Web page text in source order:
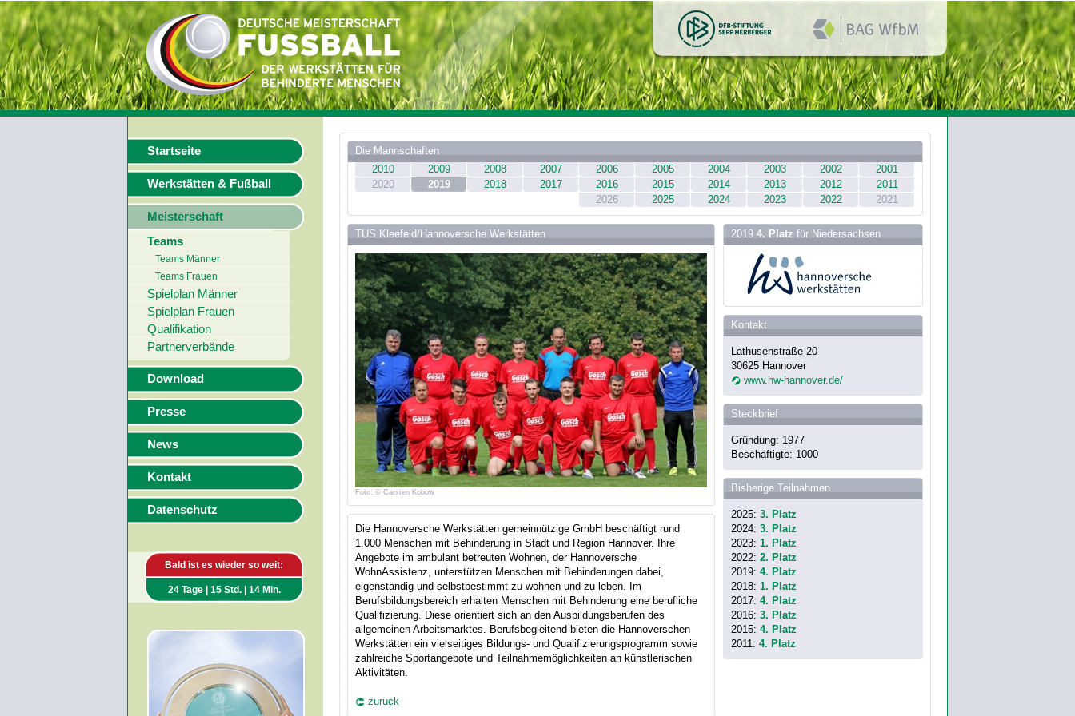
Startseite
Werkstätten & Fußball
Meisterschaft
Teams
Teams Männer
Teams Frauen
Spielplan Männer
Spielplan Frauen
Qualifikation
Partnerverbände
Download
Presse
News
Kontakt
Datenschutz
Bald ist es wieder so weit:
24 Tage | 15 Std. | 14 Min.
Die Mannschaften
2010
2009 2008 2007 2006 2005 2004 2003 2002
2001
2020
2019 2018 2017 2016 2015 2014 2013 2012
2011
2026
2025 2024 2023 2022 2021
TUS Kleefeld/Hannoversche Werkstätten
Foto: © Carsten Kobow
Die Hannoversche Werkstätten gemeinnützige GmbH beschäftigt rund
1.000 Menschen mit Behinderung in Stadt und Region Hannover. Ihre
Angebote im ambulant betreuten Wohnen, der Hannoversche
WohnAssistenz, unterstützen Menschen mit Behinderungen dabei,
eigenständig und selbstbestimmt zu wohnen und zu leben. Im
Berufsbildungsbereich erhalten Menschen mit Behinderung eine berufliche
Qualifizierung. Diese orientiert sich an den Ausbildungsberufen des
allgemeinen Arbeitsmarktes. Berufsbegleitend bieten die Hannoverschen
Werkstätten ein vielseitiges Bildungs- und Qualifizierungsprogramm sowie
zahlreiche Sportangebote und Teilnahmemöglichkeiten an künstlerischen
Aktivitäten.
zurück
2019 4. Platz für Niedersachsen
Kontakt
Lathusenstraße 20
30625 Hannover
www.hw-hannover.de/
Steckbrief
Gründung: 1977
Beschäftigte: 1000
Bisherige Teilnahmen
2025: 3. Platz
2024: 3. Platz
2023: 1. Platz
2022: 2. Platz
2019: 4. Platz
2018: 1. Platz
2017: 4. Platz
2016: 3. Platz
2015: 4. Platz
2011: 4. Platz